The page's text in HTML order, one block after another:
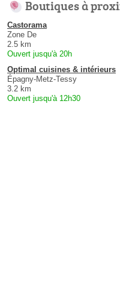
Boutiques à
Castorama
Zone De
2.5 km
Ouvert jusqu'à 20h
Optimal cuisines & intérieurs
Épagny-Metz-Tessy
3.2 km
Ouvert jusqu'à 12h30